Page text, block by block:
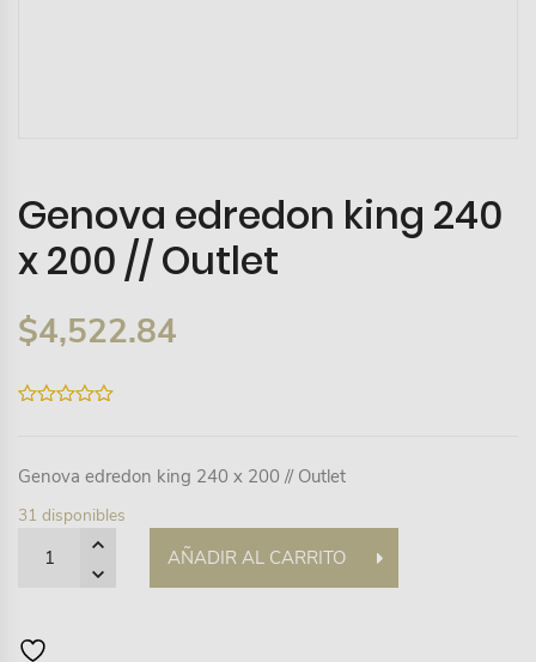
Genova edredon king 240
x 200 // Outlet
$4,522.84
5
Genova edredon king 240 x 200 // Outlet
31 disponibles
AÑADIR AL CARRITO